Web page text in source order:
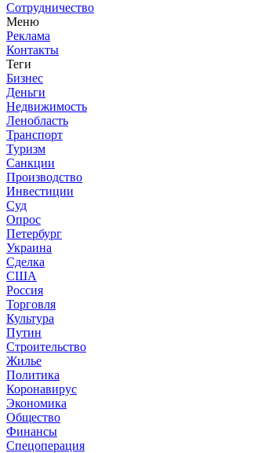
Сотрудничество
Меню
Реклама
Контакты
Теги
Бизнес
Деньги
Недвижимость
Ленобласть
Транспорт
Туризм
Санкции
Производство
Инвестиции
Суд
Опрос
Петербург
Украина
Сделка
США
Россия
Торговля
Культура
Путин
Строительство
Жилье
Политика
Коронавирус
Экономика
Общество
Финансы
Спецоперация